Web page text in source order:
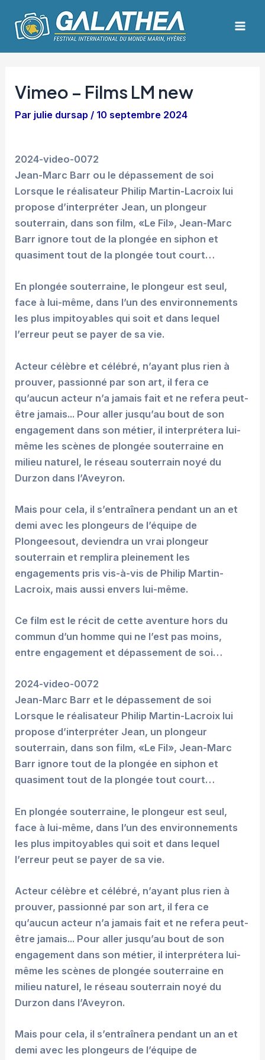
contenu
Vimeo – Films LM new
Par julie dursap / 10 septembre 2024
2024-video-0072
Jean-Marc Barr ou le dépassement de soi
Lorsque le réalisateur Philip Martin-Lacroix lui
propose d’interpréter Jean, un plongeur
souterrain, dans son film, «Le Fil», Jean-Marc
Barr ignore tout de la plongée en siphon et
quasiment tout de la plongée tout court…
En plongée souterraine, le plongeur est seul,
face à lui-même, dans l’un des environnements
les plus impitoyables qui soit et dans lequel
l’erreur peut se payer de sa vie.
Acteur célèbre et célébré, n’ayant plus rien à
prouver, passionné par son art, il fera ce
qu’aucun acteur n’a jamais fait et ne refera peut-
être jamais... Pour aller jusqu’au bout de son
engagement dans son métier, il interprétera lui-
même les scènes de plongée souterraine en
milieu naturel, le réseau souterrain noyé du
Durzon dans l’Aveyron.
Mais pour cela, il s’entraînera pendant un an et
demi avec les plongeurs de l’équipe de
Plongeesout, deviendra un vrai plongeur
souterrain et remplira pleinement les
engagements pris vis-à-vis de Philip Martin-
Lacroix, mais aussi envers lui-même.
Ce film est le récit de cette aventure hors du
commun d’un homme qui ne l’est pas moins,
entre engagement et dépassement de soi…
2024-video-0072
Jean-Marc Barr et le dépassement de soi
Lorsque le réalisateur Philip Martin-Lacroix lui
propose d’interpréter Jean, un plongeur
souterrain, dans son film, «Le Fil», Jean-Marc
Barr ignore tout de la plongée en siphon et
quasiment tout de la plongée tout court…
En plongée souterraine, le plongeur est seul,
face à lui-même, dans l’un des environnements
les plus impitoyables qui soit et dans lequel
l’erreur peut se payer de sa vie.
Acteur célèbre et célébré, n’ayant plus rien à
prouver, passionné par son art, il fera ce
qu’aucun acteur n’a jamais fait et ne refera peut-
être jamais... Pour aller jusqu’au bout de son
engagement dans son métier, il interprétera lui-
même les scènes de plongée souterraine en
milieu naturel, le réseau souterrain noyé du
Durzon dans l’Aveyron.
Mais pour cela, il s’entraînera pendant un an et
demi avec les plongeurs de l’équipe de
des
articles